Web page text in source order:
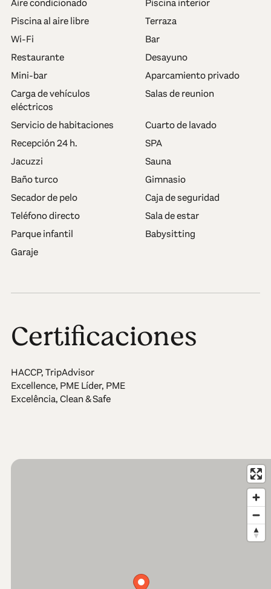
Aire condicionado
Piscina interior
Piscina al aire libre
Terraza
Wi-Fi
Bar
Restaurante
Desayuno
Mini-bar
Aparcamiento privado
Carga de vehículos
eléctricos
Salas de reunion
Servicio de habitaciones
Cuarto de lavado
Recepción 24 h.
SPA
Jacuzzi
Sauna
Baño turco
Gimnasio
Secador de pelo
Caja de seguridad
Teléfono directo
Sala de estar
Parque infantil
Babysitting
Garaje
Certificaciones
HACCP, TripAdvisor
Excellence, PME Líder, PME
Excelência, Clean & Safe